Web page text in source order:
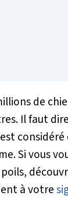
de
Il faut
considéré
Si vous
à votre